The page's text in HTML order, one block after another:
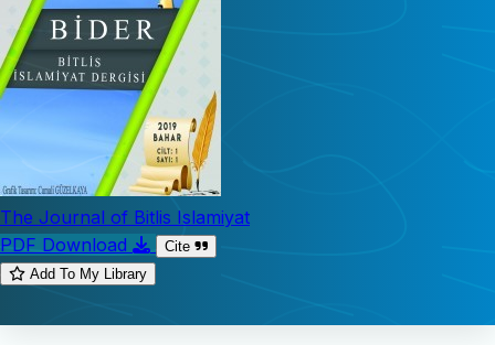
The Journal of Bitlis Islamiyat
PDF Download
Cite
Add To My Library